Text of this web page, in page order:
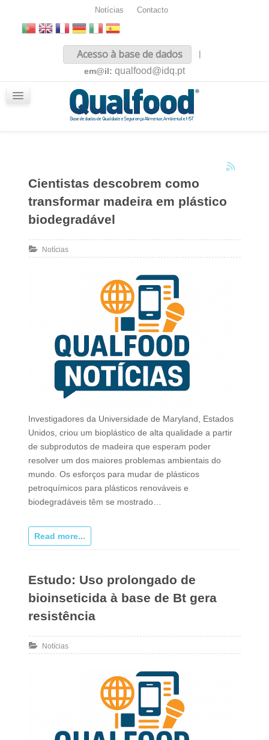
Notícias Contacto
Acesso à base de dados
|
em@il: qualfood@idq.pt
Cientistas descobrem como
transformar madeira em plástico
biodegradável
Notícias
Investigadores da Universidade de Maryland, Estados
Unidos, criou um bioplástico de alta qualidade a partir
de subprodutos de madeira que esperam poder
resolver um dos maiores problemas ambientais do
mundo. Os esforços para mudar de plásticos
petroquímicos para plásticos renováveis ​​e
biodegradáveis ​​têm se mostrado…
Read more...
Estudo: Uso prolongado de
bioinseticida à base de Bt gera
resistência
Notícias